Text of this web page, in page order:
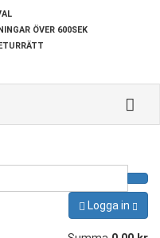
ÖVER 600SEK
Logga in